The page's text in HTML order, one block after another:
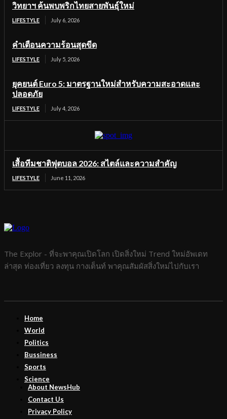
วิทยาฯ ค้นพบพริกไทยสายพันธุ์ใหม่
LIFESTYLE July 6, 2026
คำเตือนความร้อนสุดขีด
LIFESTYLE July 5, 2026
ยุคยนต์ Euro 5: มาตรฐานใหม่สำหรับความสะอาดและ
ปลอดภัย
LIFESTYLE July 4, 2026
เสื้อทีมชาติฟุตบอล 2026: สไตล์และความสำคัญ
LIFESTYLE June 11, 2026
The Explor - ที่จะพาคุณเปิดโลก เปิดสิ่งใหม่ Trend ใหม่อัพเดท
ล่าสุด ท่องเที่ยว ลงทุน กางเต็นท์ พาคุณสัมผัสสิ่งใหม่ไปกับเรา
Home
World
Politics
Bussiness
Sports
Science
About NewsHub
Contact Us
Privacy Policy